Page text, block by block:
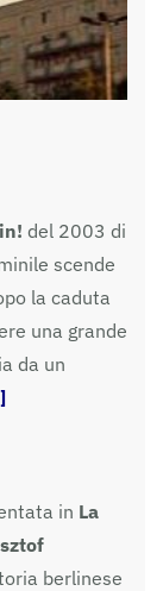
del 2003 di
scende
la caduta
una grande
da un
in La
berlinese